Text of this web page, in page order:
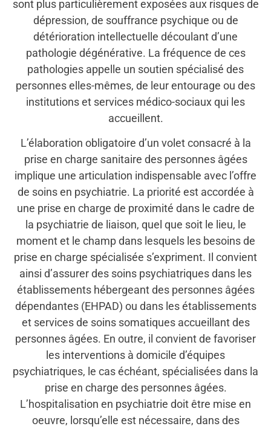
sont plus particulièrement exposées aux risques de
dépression, de souffrance psychique ou de
détérioration intellectuelle découlant d’une
pathologie dégénérative. La fréquence de ces
pathologies appelle un soutien spécialisé des
personnes elles-mêmes, de leur entourage ou des
institutions et services médico-sociaux qui les
accueillent.
L’élaboration obligatoire d’un volet consacré à la
prise en charge sanitaire des personnes âgées
implique une articulation indispensable avec l’offre
de soins en psychiatrie. La priorité est accordée à
une prise en charge de proximité dans le cadre de
la psychiatrie de liaison, quel que soit le lieu, le
moment et le champ dans lesquels les besoins de
prise en charge spécialisée s’expriment. Il convient
ainsi d’assurer des soins psychiatriques dans les
établissements hébergeant des personnes âgées
dépendantes (EHPAD) ou dans les établissements
et services de soins somatiques accueillant des
personnes âgées. En outre, il convient de favoriser
les interventions à domicile d’équipes
psychiatriques, le cas échéant, spécialisées dans la
prise en charge des personnes âgées.
L’hospitalisation en psychiatrie doit être mise en
oeuvre, lorsqu’elle est nécessaire, dans des